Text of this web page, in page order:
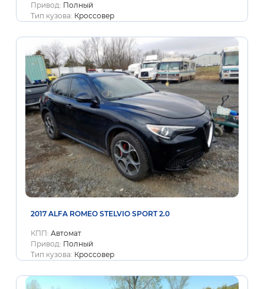
Привод: Полный
Тип кузова: Кроссовер
2017 ALFA ROMEO STELVIO SPORT 2.0
КПП: Автомат
Привод: Полный
Тип кузова: Кроссовер